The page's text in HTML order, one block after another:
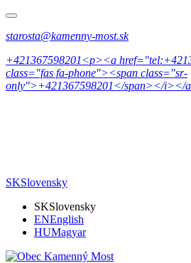
starosta@kamenny-most.sk
+421367598201<p><a
class="fas fa-phone"><span class="sr-
only">+421367598201</span></i></
SKSlovensky
SKSlovensky
ENEnglish
HUMagyar